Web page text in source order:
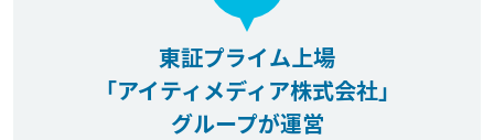
東証プライム上場
「アイティメディア株式会社」
グループが運営